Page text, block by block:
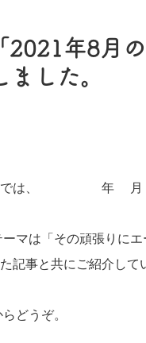
2021年8月
した。
では、2021年5月9
「その頑張りにエー
記事と共にご紹介して
どうぞ。